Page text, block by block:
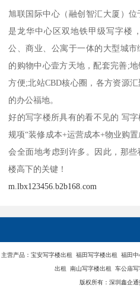
旭联国际中心（融创智汇大厦）位
是龙华中心区双地铁甲级写字楼
公、商业、公寓于一体的大型城
的购物中心壹方天地，配套完善;
方便;北站CBD核心圈，各方资源
的办公福地。
好的写字楼所具有的看不见的 写
规项“装修成本+运营成本+物业购
会全面地考虑到许多。因此，那
楼高下的关键！
m.lbx123456.b2b168.com
主营产品：宝安写字楼出租 福田写字楼出租 福田
出租 南山写字楼出租 车公庙
版权所有：深圳鑫企